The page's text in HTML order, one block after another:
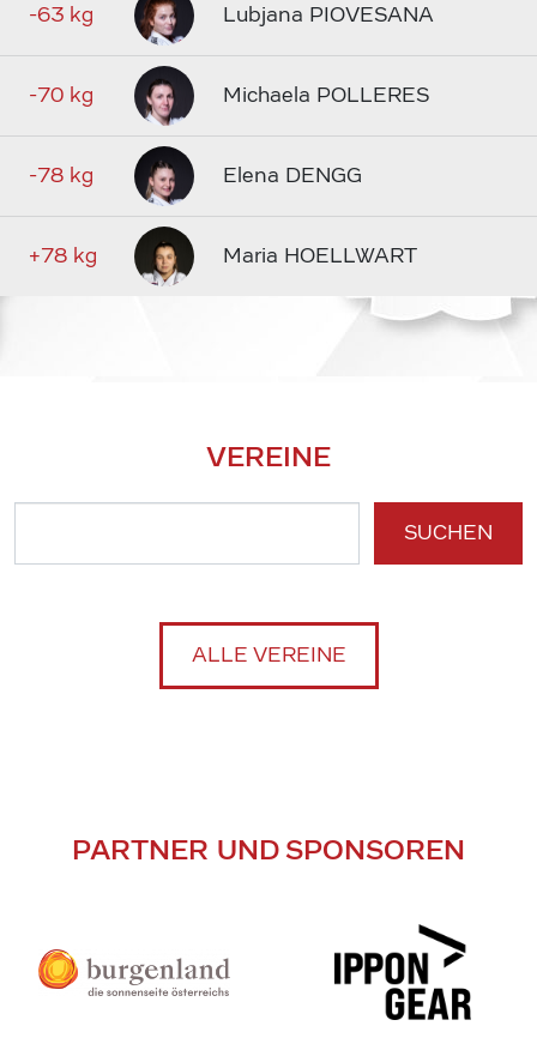
-63 kg Lubjana PIOVESANA
-70 kg Michaela POLLERES
-78 kg Elena DENGG
+78 kg Maria HOELLWART
VEREINE
SUCHEN
ALLE VEREINE
PARTNER UND SPONSOREN